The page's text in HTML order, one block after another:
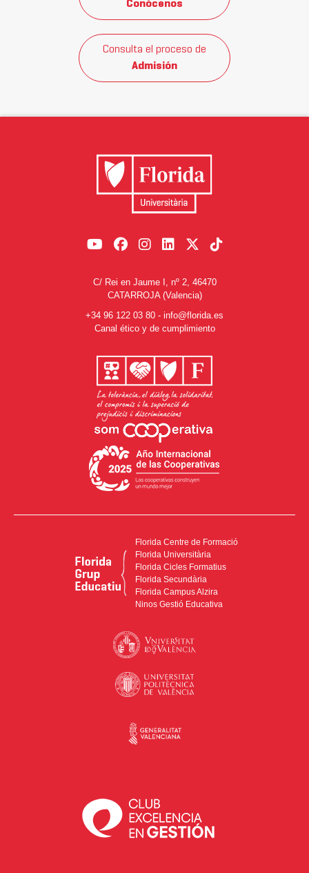
Conócenos
Consulta el proceso de
Admisión
C/ Rei en Jaume I, nº 2, 46470
CATARROJA (Valencia)
+34 96 122 03 80 - info@florida.es
Canal ético y de cumplimiento
Florida Centre de Formació
Florida Universitària
Florida Cicles Formatius
Florida Secundària
Florida Campus Alzira
Ninos Gestió Educativa